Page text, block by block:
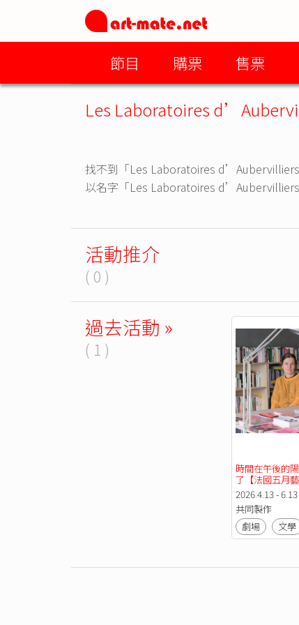
節目 購票 售票
Les Laboratoires
找不到「Les Laboratoires d’Aubervilliers
以名字「Les Laboratoires d’Aubervilliers
活動推介
( 0 )
過去活動 »
( 1 )
時間在午後的
了【法國五月
2026】
2026.4.13 - 6.13
共同製作
劇場
文學